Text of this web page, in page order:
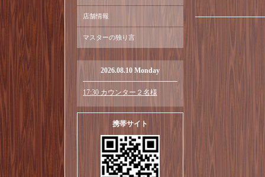
店舗情報
マスターの独り言
2026.08.10 Monday
17:30 カウンター２名様
携帯サイト